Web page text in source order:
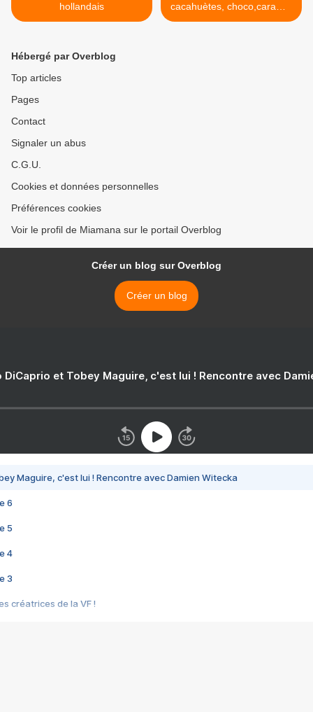
hollandais
cacahuètes, choco,caramel
>
Hébergé par Overblog
Top articles
Pages
Contact
Signaler un abus
C.G.U.
Cookies et données personnelles
Préférences cookies
Voir le profil de Miamana sur le portail Overblog
Créer un blog sur Overblog
Créer un blog
DiCaprio et Tobey Maguire, c'est lui ! Rencontre avec
Maguire, c'est lui ! Rencontre avec Damien Witecka
6
5
4
3
créatrices de la VF !